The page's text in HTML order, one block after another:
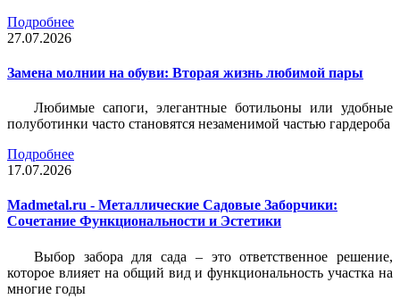
Подробнее
27.07.2026
Замена молнии на обуви: Вторая жизнь любимой пары
Любимые сапоги, элегантные ботильоны или удобные
полуботинки часто становятся незаменимой частью гардероба
Подробнее
17.07.2026
Madmetal.ru - Металлические Садовые Заборчики:
Сочетание Функциональности и Эстетики
Выбор забора для сада – это ответственное решение,
которое влияет на общий вид и функциональность участка на
многие годы